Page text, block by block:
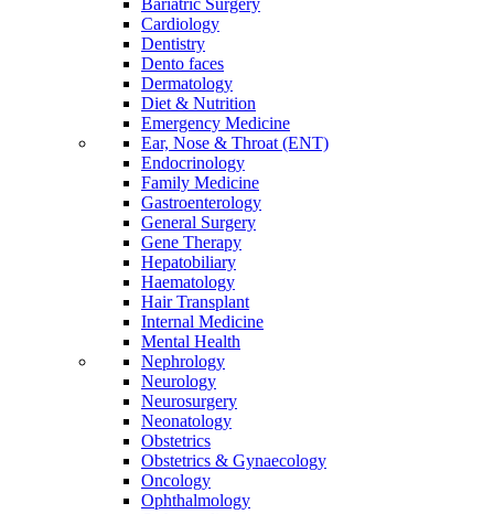
Cardiology
Dentistry
Dento faces
Dermatology
Diet & Nutrition
Emergency Medicine
Ear, Nose & Throat (ENT)
Endocrinology
Family Medicine
Gastroenterology
General Surgery
Gene Therapy
Hepatobiliary
Haematology
Hair Transplant
Internal Medicine
Mental Health
Nephrology
Neurology
Neurosurgery
Neonatology
Obstetrics
Obstetrics & Gynaecology
Oncology
Ophthalmology